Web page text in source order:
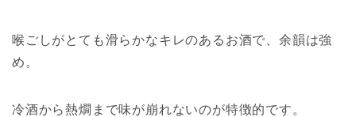
喉ごしがとても滑らかなキレのあるお酒で、余韻は強
め。
冷酒から熱燗まで味が崩れないのが特徴的です。